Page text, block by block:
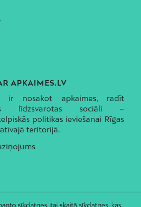
APKAIMES.LV
ir nosakot apkaimes, radīt
līdzsvarotas sociāli –
politikas ieviešanai Rīgas
teritorijā.
sīkdatnes, tai skaitā sīkdatnes, kas